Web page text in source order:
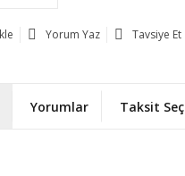
Yorum Yaz Tavsiye Et
Yorumlar Taksit